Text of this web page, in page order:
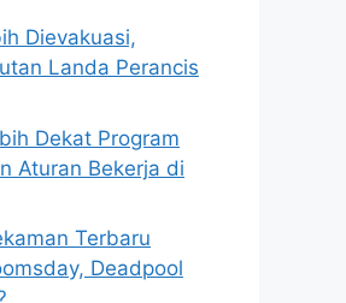
Dievakuasi,
Landa Perancis
Dekat Program
Aturan Bekerja di
Terbaru
Deadpool